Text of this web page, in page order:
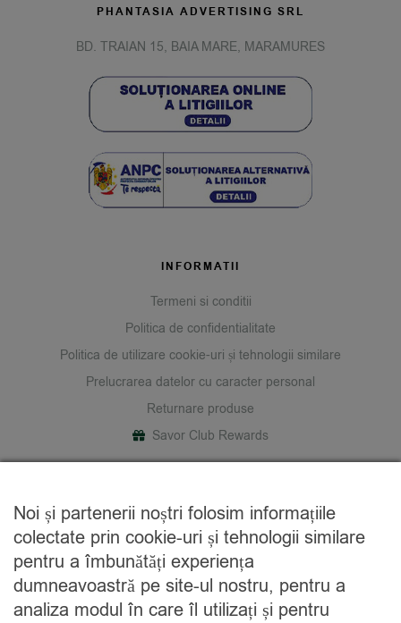
PHANTASIA ADVERTISING SRL
BD. TRAIAN 15, BAIA MARE, MARAMURES
INFORMATII
Termeni si conditii
Politica de confidentialitate
Politica de utilizare cookie-uri și tehnologii similare
Prelucrarea datelor cu caracter personal
Returnare produse
Savor Club Rewards
Cine suntem
Blog
Contact
Noi și partenerii noștri folosim informațiile
colectate prin cookie-uri și tehnologii similare
pentru a îmbunătăți experiența
dumneavoastră pe site-ul nostru, pentru a
analiza modul în care îl utilizați și pentru